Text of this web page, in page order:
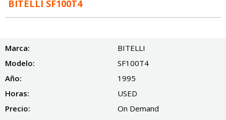
BITELLI SF100T4
Marca:
BITELLI
Modelo:
SF100T4
Año:
1995
Horas:
USED
Precio:
On Demand